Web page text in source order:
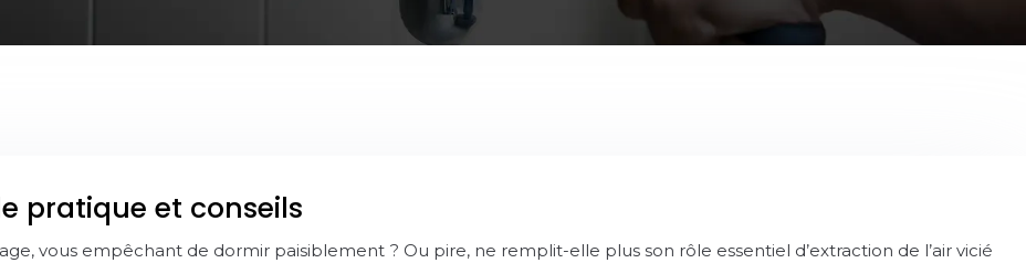
pratique et conseils
vous empêchant de dormir paisiblement ? Ou pire, ne remplit-elle plus son rôle essentiel d’extraction de l’air vicié